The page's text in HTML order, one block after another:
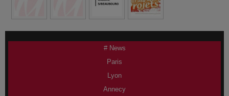
# News
Paris
Lyon
Annecy